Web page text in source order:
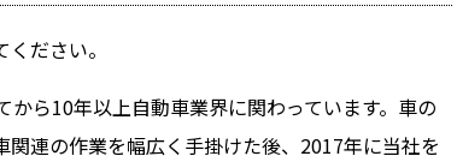
ださい。
ら10年以上自動車業界に関わっています。車の
連の作業を幅広く手掛けた後、2017年に当社を